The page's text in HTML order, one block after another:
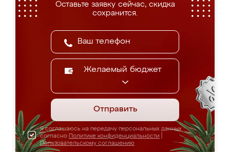
Оставьте заявку сейчас, скидка
сохранится.
Желаемый бюджет
Отправить
Я соглашаюсь на передачу персональных данных
согласно Политике конфиденциальности
Пользовательскому соглашению